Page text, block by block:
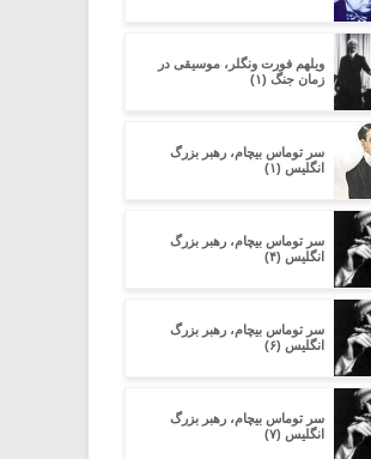
ویلهم فورت ونگلر، موسیقی در
زمان جنگ (۱)
سر توماس بیچام، رهبر بزرگ
انگلیس (۱)
سر توماس بیچام، رهبر بزرگ
انگلیس (۴)
سر توماس بیچام، رهبر بزرگ
انگلیس (۶)
سر توماس بیچام، رهبر بزرگ
انگلیس (۷)